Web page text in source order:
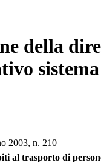
della
2003, n. 210
al trasporto di